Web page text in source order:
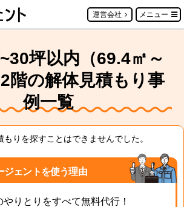
運営会社 メニュー
坪以内（69.4㎡～
階の解体見積もり事
例一覧
りを探すことはできませんでした。
ジェントを使う理由
りとりをすべて無料代行！